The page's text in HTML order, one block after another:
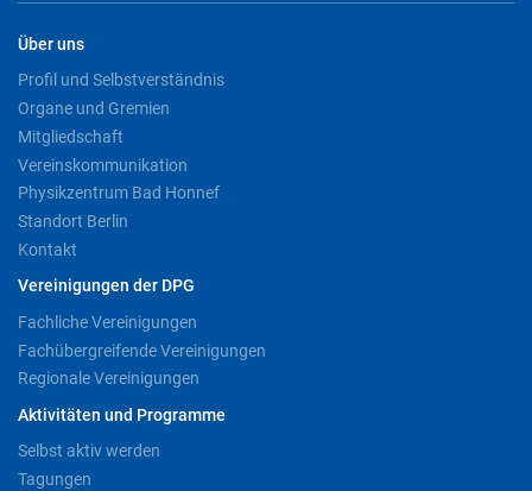
Über uns
Profil und Selbstverständnis
Organe und Gremien
Mitgliedschaft
Vereinskommunikation
Physikzentrum Bad Honnef
Standort Berlin
Kontakt
Vereinigungen der DPG
Fachliche Vereinigungen
Fachübergreifende Vereinigungen
Regionale Vereinigungen
Aktivitäten und Programme
Selbst aktiv werden
Tagungen